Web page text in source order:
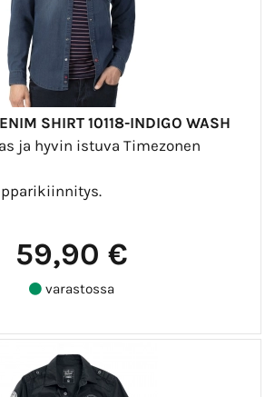
SHIRT 10118-INDIGO WASH
ja hyvin istuva Timezonen
59,90 €
varastossa